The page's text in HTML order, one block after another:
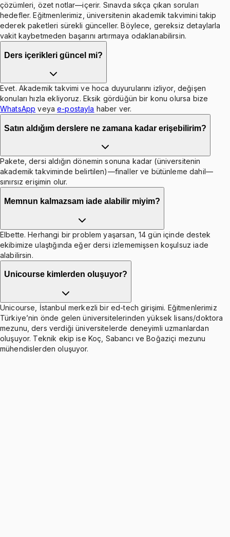
çözümleri, özet notlar—içerir. Sınavda sıkça çıkan soruları
hedefler. Eğitmenlerimiz, üniversitenin akademik takvimini takip
ederek paketleri sürekli günceller. Böylece, gereksiz detaylarla
vakit kaybetmeden başarını artırmaya odaklanabilirsin.
Ders içerikleri güncel mi?
Evet. Akademik takvimi ve hoca duyurularını izliyor, değişen
konuları hızla ekliyoruz. Eksik gördüğün bir konu olursa bize
WhatsApp veya e-postayla haber ver.
Satın aldığım derslere ne zamana kadar erişebilirim?
Pakete, dersi aldığın dönemin sonuna kadar (üniversitenin
akademik takviminde belirtilen)—finaller ve bütünleme dahil—
sınırsız erişimin olur.
Memnun kalmazsam iade alabilir miyim?
Elbette. Herhangi bir problem yaşarsan, 14 gün içinde destek
ekibimize ulaştığında eğer dersi izlememişsen koşulsuz iade
alabilirsin.
Unicourse kimlerden oluşuyor?
Unicourse, İstanbul merkezli bir ed-tech girişimi. Eğitmenlerimiz
Türkiye’nin önde gelen üniversitelerinden yüksek lisans/doktora
mezunu, ders verdiği üniversitelerde deneyimli uzmanlardan
oluşuyor. Teknik ekip ise Koç, Sabancı ve Boğaziçi mezunu
mühendislerden oluşuyor.